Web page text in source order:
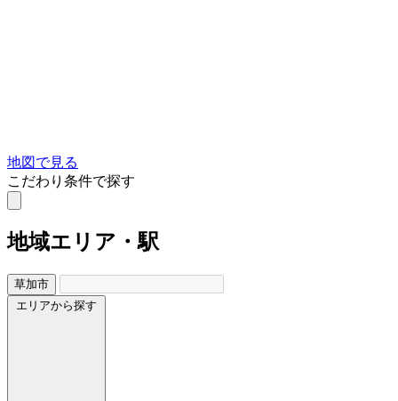
地図で見る
こだわり条件で探す
地域エリア・駅
草加市
エリアから探す